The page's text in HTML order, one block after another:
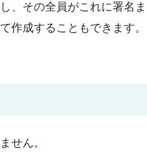
、その全員がこれに署名ま
作成することもできます。
せん。